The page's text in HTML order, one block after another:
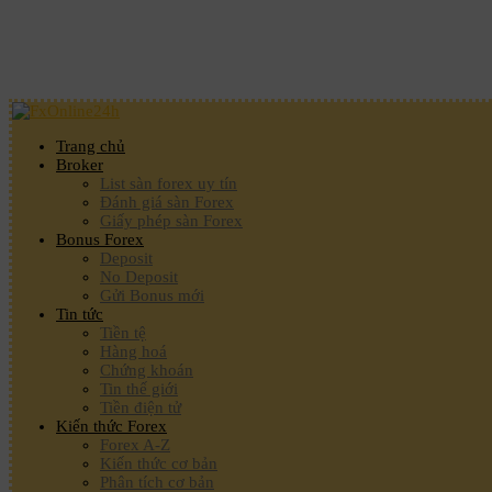
Trang chủ
Broker
List sàn forex uy tín
Đánh giá sàn Forex
Giấy phép sàn Forex
Bonus Forex
Deposit
No Deposit
Gửi Bonus mới
Tin tức
Tiền tệ
Hàng hoá
Chứng khoán
Tin thế giới
Tiền điện tử
Kiến thức Forex
Forex A-Z
Kiến thức cơ bản
Phân tích cơ bản